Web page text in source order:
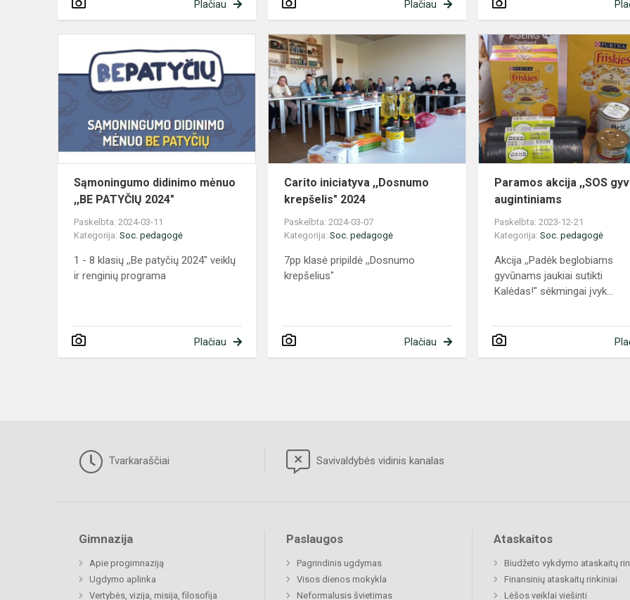
Plačiau Plačiau
Sąmoningumo
didinimo
mėnuo
,,BE
PATYČIŲ
2024"
Sąmoningumo didinimo mėnuo
,,BE PATYČIŲ 2024"
Paskelbta: 2024-03-11
Kategorija: Soc. pedagogė
1 - 8 klasių ,,Be patyčių 2024" veiklų
ir renginių programa
Plačiau
Carito
iniciatyva
,,Dosnumo
krepšelis"
2024
Carito iniciatyva ,,Dosnumo
krepšelis" 2024
Paskelbta: 2024-03-07
Kategorija:Soc. pedagogė
7pp klasė pripildė ,,Dosnumo
krepšelius"
Plačiau
Paramos akcija ,,SOS
augintiniams
Paskelbta: 2023-12-21
Kategorija:Soc. pedagogė
Akcija ,,Padėk beglobiams
gyvūnams jaukiai sutikti
Kalėdas!" sėkmingai įvyk...
Tvarkaraščiai Savivaldybės vidinis kanalas
Gimnazija
Apie progimnaziją
Ugdymo aplinka
Vertybės, vizija, misija, filosofija
Paslaugos
Pagrindinis ugdymas
Visos dienos mokykla
Neformalusis švietimas
Ataskaitos
Biudžeto vykdymo ataskaitų
Finansinių ataskaitų rinkiniai
Lėšos veiklai viešinti